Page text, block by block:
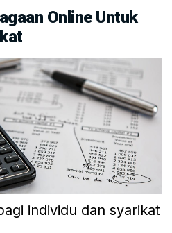
Online Untuk
individu dan syarikat